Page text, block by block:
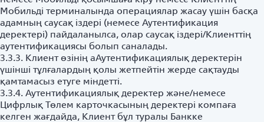
Мобильді терминалында операциялар жасау үшін басқа
адамның саусақ іздері (немесе Аутентификация
деректері) пайдаланылса, олар саусақ іздері/Клиенттің
аутентификациясы болып саналады.
3.3.3. Клиент өзінің аАутентификациялық деректерін
үшінші тұлғалардың қолы жетпейтін жерде сақтауды
қамтамасыз етуге міндетті.
3.3.4. Аутентификациялық деректер және/немесе
Цифрлық Төлем карточкасының деректері компаға
келген жағдайда, Клиент бұл туралы Банкке